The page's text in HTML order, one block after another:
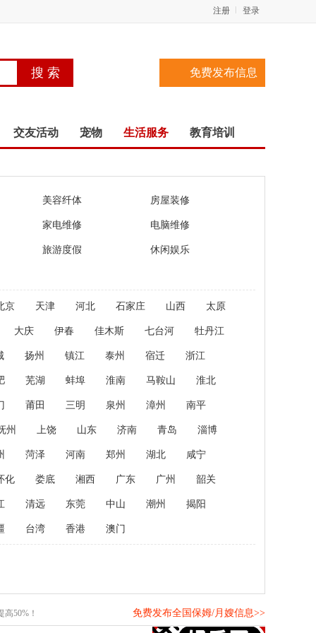
登录
注册
免费发布信息
交友活动 宠物 生活服务 教育培训
美容纤体 房屋装修
家电维修 电脑维修
旅游度假 休闲娱乐
京 天津 河北 石家庄 山西 太原
大庆 伊春 佳木斯 七台河 牡丹江
扬州 镇江 泰州 宿迁 浙江
芜湖 蚌埠 淮南 马鞍山 淮北
莆田 三明 泉州 漳州 南平
州 上饶 山东 济南 青岛 淄博
菏泽 河南 郑州 湖北 咸宁
化 娄底 湘西 广东 广州 韶关
清远 东莞 中山 潮州 揭阳
台湾 香港 澳门
50%！ 免费发布全国保姆/月嫂信息>>